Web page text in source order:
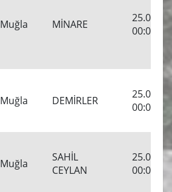
Muğla MİNARE
00:00:00
Muğla DEMİRLER
00:00:00
Muğla
SAHİL
CEYLAN
00:00:00